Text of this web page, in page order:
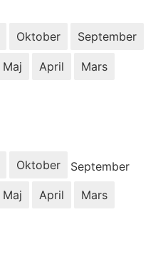
Oktober September
Maj April Mars
Oktober September
Maj April Mars